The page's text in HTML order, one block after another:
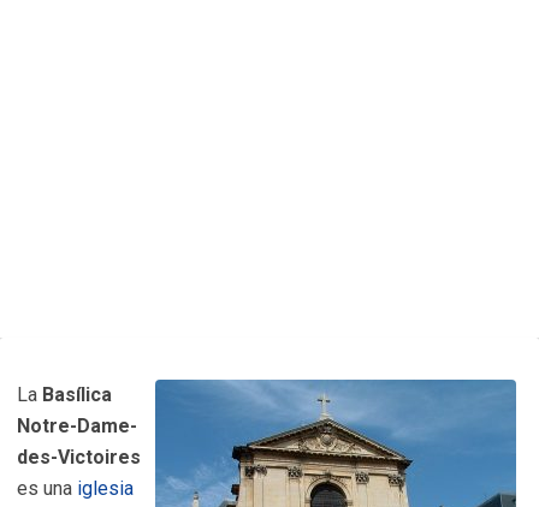
La Basílica
Notre-Dame-
des-Victoires
es una iglesia